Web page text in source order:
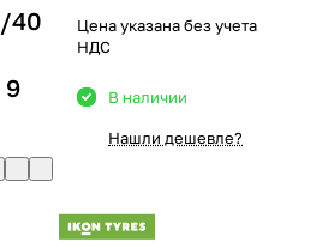
40
9
Цена указана без учета
НДС
В наличии
Нашли дешевле?